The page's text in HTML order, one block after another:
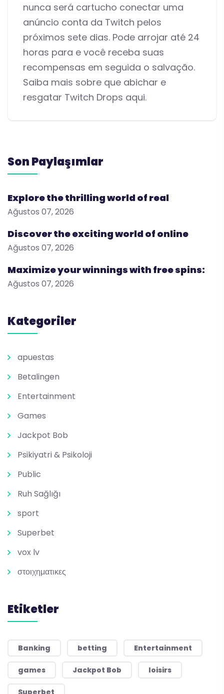
nunca será cartucho conectar uma
anúncio conta da Twitch pelos
próximos sete dias. Pode arrojar até 24
horas para e você receba suas
recompensas em seguida o salvação.
Saiba mais sobre que abichar e
resgatar Twitch Drops aqui.
Son Paylaşımlar
Explore the thrilling world of real
Ağustos 07, 2026
Discover the exciting world of online
Ağustos 07, 2026
Maximize your winnings with free spins:
Ağustos 07, 2026
Kategoriler
apuestas
Betalingen
Entertainment
Games
Jackpot Bob
Psikiyatri & Psikoloji
Public
Ruh Sağlığı
sport
Superbet
vox lv
στοιχηματικες
Etiketler
Banking betting Entertainment
games Jackpot Bob loisirs
Superbet